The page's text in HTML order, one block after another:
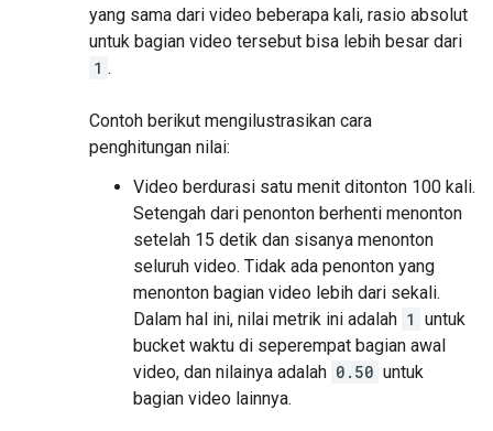
yang sama dari video beberapa kali, rasio absolut
untuk bagian video tersebut bisa lebih besar dari
1 .
Contoh berikut mengilustrasikan cara
penghitungan nilai:
Video berdurasi satu menit ditonton 100 kali.
Setengah dari penonton berhenti menonton
setelah 15 detik dan sisanya menonton
seluruh video. Tidak ada penonton yang
menonton bagian video lebih dari sekali.
Dalam hal ini, nilai metrik ini adalah 1 untuk
bucket waktu di seperempat bagian awal
video, dan nilainya adalah 0.50 untuk
bagian video lainnya.